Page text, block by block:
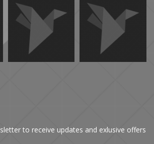
to receive updates and exlusive offers